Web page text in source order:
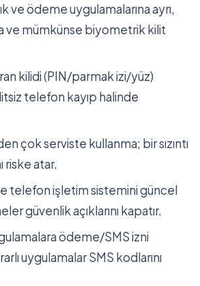
ve ödeme uygulamalarına ayrı,
ve mümkünse biyometrik kilit
kilidi (PIN/parmak izi/yüz)
telefon kayıp halinde
çok serviste kullanma; bir sızıntı
riske atar.
telefon işletim sistemini güncel
güvenlik açıklarını kapatır.
ödeme/SMS izni
uygulamalar SMS kodlarını